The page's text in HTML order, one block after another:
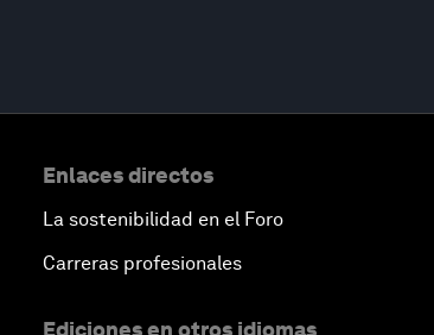
Enlaces directos
La sostenibilidad en el Foro
Carreras profesionales
Ediciones en otros idiomas